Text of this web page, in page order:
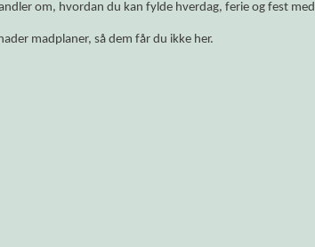
om, hvordan du kan fylde hverdag, ferie og fest med
madplaner, så dem får du ikke her.